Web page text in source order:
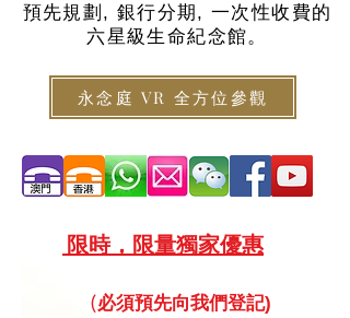
預先規劃, 銀行分期, 一次性收費的
六星級生命紀念館。
永念庭 VR 全方位參觀
限時，限量獨家優惠
(必須預先向我們登記)